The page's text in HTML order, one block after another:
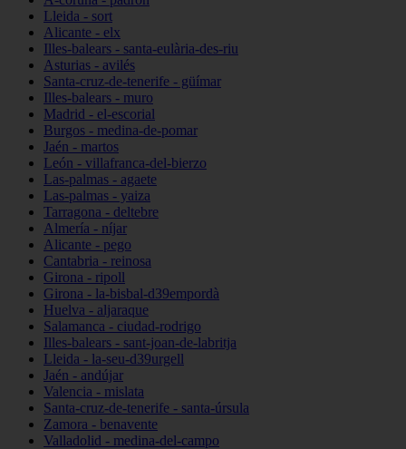
Lleida - sort
Alicante - elx
Illes-balears - santa-eulària-des-riu
Asturias - avilés
Santa-cruz-de-tenerife - güímar
Illes-balears - muro
Madrid - el-escorial
Burgos - medina-de-pomar
Jaén - martos
León - villafranca-del-bierzo
Las-palmas - agaete
Las-palmas - yaiza
Tarragona - deltebre
Almería - níjar
Alicante - pego
Cantabria - reinosa
Girona - ripoll
Girona - la-bisbal-d39empordà
Huelva - aljaraque
Salamanca - ciudad-rodrigo
Illes-balears - sant-joan-de-labritja
Lleida - la-seu-d39urgell
Jaén - andújar
Valencia - mislata
Santa-cruz-de-tenerife - santa-úrsula
Zamora - benavente
Valladolid - medina-del-campo